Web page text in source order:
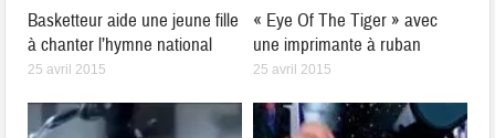
Basketteur aide une jeune fille
à chanter l’hymne national
25 avril 2015
« Eye Of The Tiger » avec
une imprimante à ruban
25 avril 2015